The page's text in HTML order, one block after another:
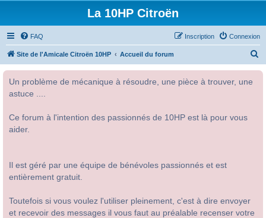
La 10HP Citroën
FAQ Connexion
Inscription
Site de l'Amicale Citroën 10HP Accueil du forum
Un problème de mécanique à résoudre, une pièce à trouver, une
astuce ....
Ce forum à l'intention des passionnés de 10HP est là pour vous
aider.
Il est géré par une équipe de bénévoles passionnés et est
entièrement gratuit.
Toutefois si vous voulez l'utiliser pleinement, c'est à dire envoyer
et recevoir des messages il vous faut au préalable recenser votre